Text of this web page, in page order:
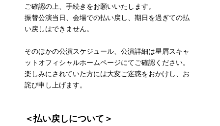
ご確認の上、手続きをお願いいたします。
振替公演当日、会場での払い戻し、期日を過ぎての払
い戻しはできません。
そのほかの公演スケジュール、公演詳細は星屑スキャ
ットオフィシャルホームページにてご確認ください。
楽しみにされていた方には大変ご迷惑をおかけし、お
詫び申し上げます。
＜払い戻しについて＞